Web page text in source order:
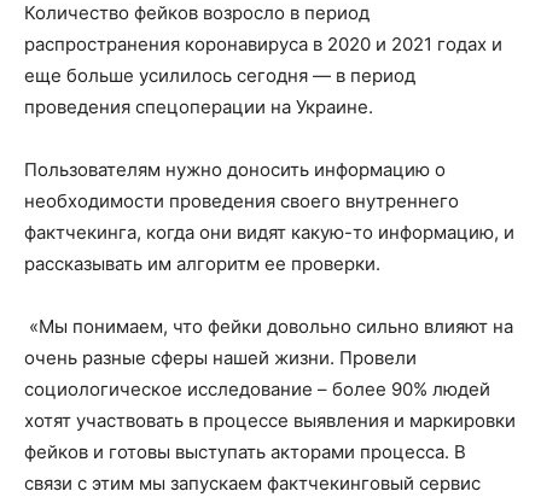
Количество фейков возросло в период
распространения коронавируса в 2020 и 2021 годах и
еще больше усилилось сегодня — в период
проведения спецоперации на Украине.
Пользователям нужно доносить информацию о
необходимости проведения своего внутреннего
фактчекинга, когда они видят какую-то информацию, и
рассказывать им алгоритм ее проверки.
«Мы понимаем, что фейки довольно сильно влияют на
очень разные сферы нашей жизни. Провели
социологическое исследование – более 90% людей
хотят участвовать в процессе выявления и маркировки
фейков и готовы выступать акторами процесса. В
связи с этим мы запускаем фактчекинговый сервис